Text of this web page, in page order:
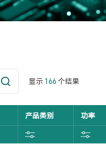
显示 166 个结果
产品类别 功率